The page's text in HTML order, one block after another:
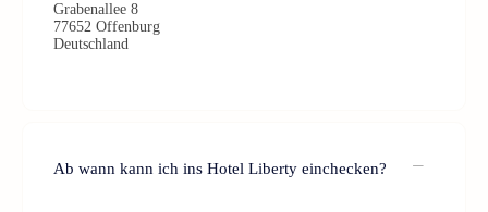
Grabenallee 8
77652 Offenburg
Deutschland
Ab wann kann ich ins Hotel Liberty einchecken?